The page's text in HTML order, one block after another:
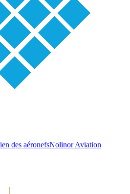
des aéronefsNolinor Aviation